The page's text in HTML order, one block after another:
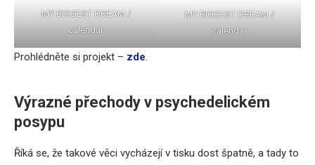
MY BIGGEST DREAM /
calendar
MY BIGGEST DREAM /
calendar
Prohlédněte si projekt – zde.
Výrazné přechody v psychedelickém
posypu
Říká se, že takové věci vycházejí v tisku dost špatně, a tady to